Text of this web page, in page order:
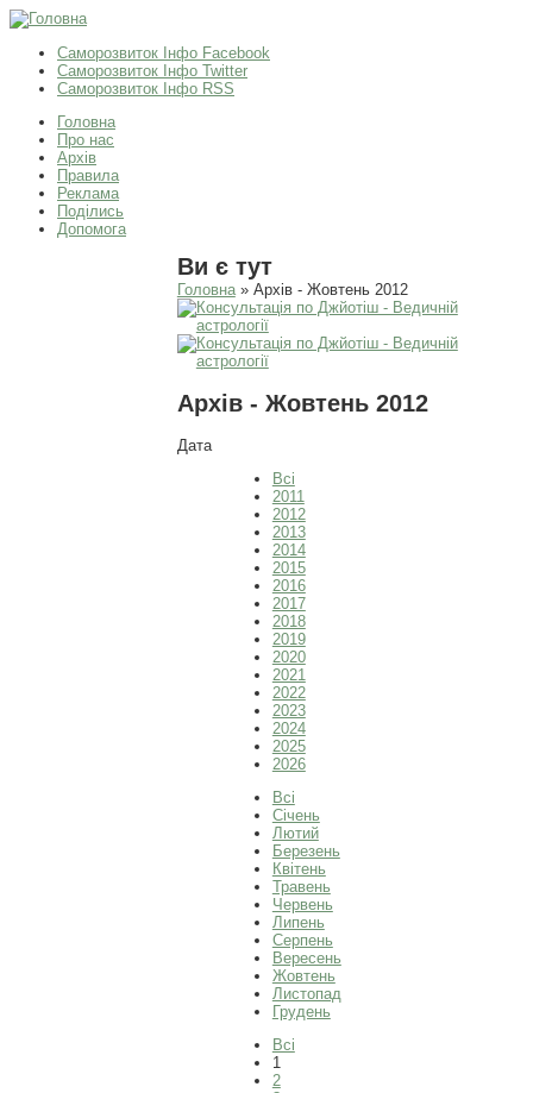
Саморозвиток Інфо Facebook
Саморозвиток Інфо Twitter
Саморозвиток Інфо RSS
Головна
Про нас
Архів
Правила
Реклама
Поділись
Допомога
Ви є тут
Головна» Архів - Жовтень 2012
Архів - Жовтень 2012
Дата
Всі
2011
2012
2013
2014
2015
2016
2017
2018
2019
2020
2021
2022
2023
2024
2025
2026
Всі
Січень
Лютий
Березень
Квітень
Травень
Червень
Липень
Серпень
Вересень
Жовтень
Листопад
Грудень
Всі
1
2